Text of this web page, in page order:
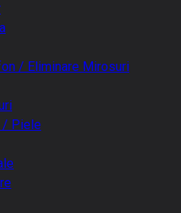
/ Eliminare Mirosuri
/ Piele